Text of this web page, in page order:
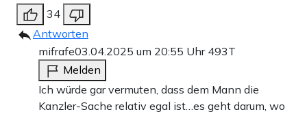
34
Antworten
mifrafe03.04.2025 um 20:55 Uhr 493T
Melden
Ich würde gar vermuten, dass dem Mann die
Kanzler-Sache relativ egal ist…es geht darum, wo